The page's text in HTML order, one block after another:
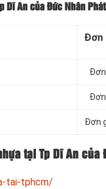
Dĩ An của Đức Nhân Phát
Đơn
Đơn
tại Tp Dĩ An của
tai-tphcm/